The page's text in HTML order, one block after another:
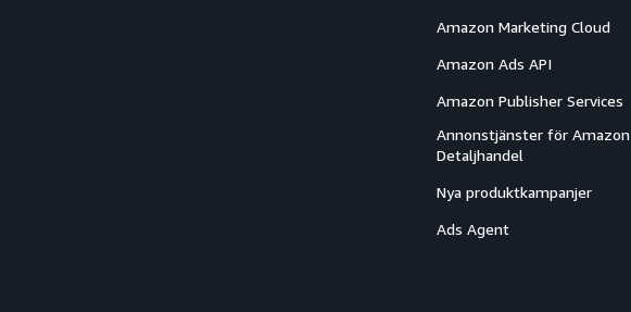
Amazon Marketing Cloud
Amazon Ads API
Amazon Publisher Services
Annonstjänster för Amazon
Detaljhandel
Nya produktkampanjer
Ads Agent